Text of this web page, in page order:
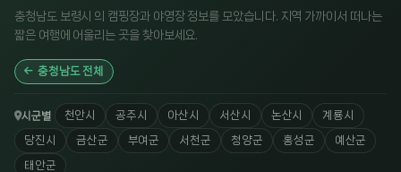
충청남도 보령시 의 캠핑장과 야영장 정보를 모았습니다. 지역 가까이서 떠나는
짧은 여행에 어울리는 곳을 찾아보세요.
충청남도 전체
시군별 천안시 공주시 아산시 서산시 논산시 계룡시
당진시 금산군 부여군 서천군 청양군 홍성군 예산군
태안군